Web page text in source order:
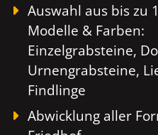
Auswahl aus bis zu
Modelle & Farben:
Einzelgrabsteine,
Urnengrabsteine,
Findlinge
Abwicklung aller